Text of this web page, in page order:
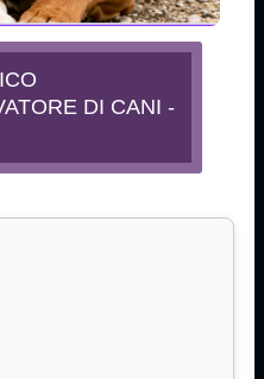
DI CANI -